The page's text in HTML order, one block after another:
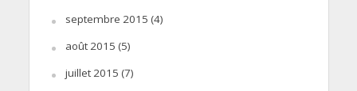
septembre 2015 (4)
août 2015 (5)
juillet 2015 (7)